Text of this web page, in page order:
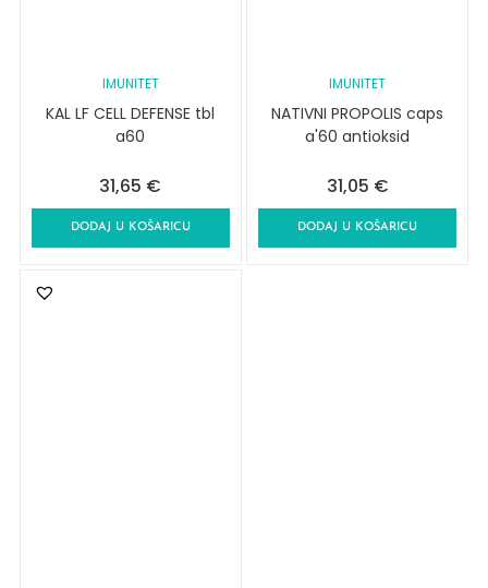
IMUNITET
KAL LF CELL DEFENSE tbl
a60
31,65 €
DODAJ U KOŠARICU
IMUNITET
NATIVNI PROPOLIS caps
a'60 antioksid
31,05 €
DODAJ U KOŠARICU